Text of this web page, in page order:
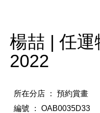
楊喆 | 任運
2022
所在分店 ： 預約賞畫
編號 ： OAB0035D33